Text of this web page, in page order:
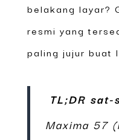
belakang layar?
resmi yang
paling jujur buat
TL;DR sat-
Maxima 57